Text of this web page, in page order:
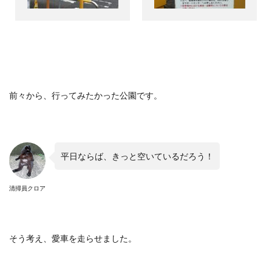
前々から、行ってみたかった公園です。
清掃員クロア
平日ならば、きっと空いているだろう！
そう考え、愛車を走らせました。